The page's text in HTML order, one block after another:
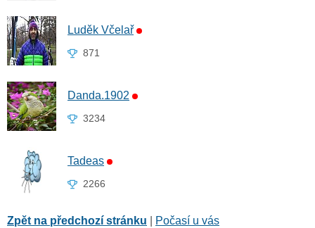
Luděk Včelař
871
Danda.1902
3234
Tadeas
2266
Zpět na předchozí stránku Počasí u vás